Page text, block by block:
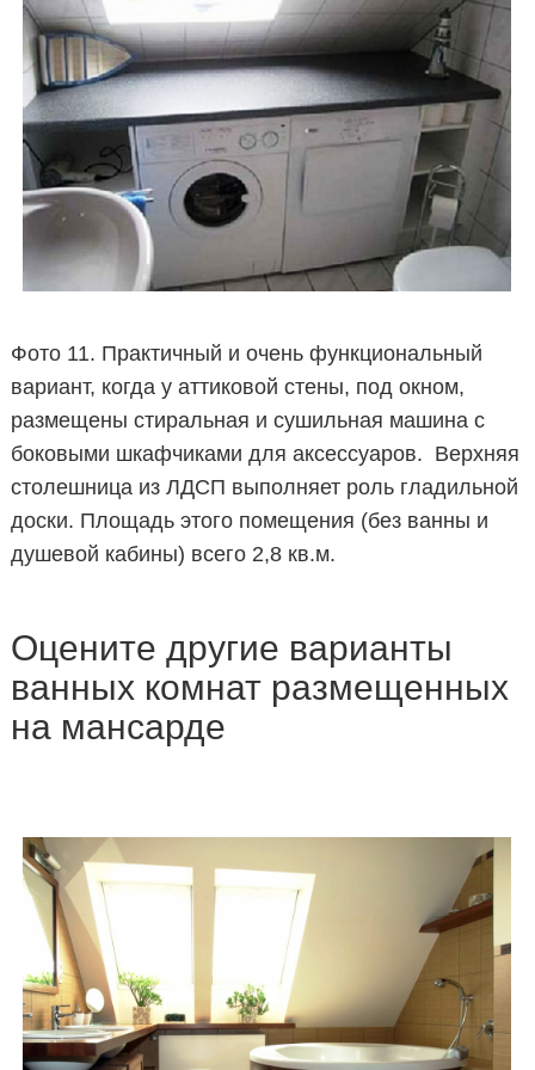
Фото 11. Практичный и очень функциональный
вариант, когда у аттиковой стены, под окном,
размещены стиральная и сушильная машина с
боковыми шкафчиками для аксессуаров. Верхняя
столешница из ЛДСП выполняет роль гладильной
доски. Площадь этого помещения (без ванны и
душевой кабины) всего 2,8 кв.м.
Оцените другие варианты
ванных комнат размещенных
на мансарде